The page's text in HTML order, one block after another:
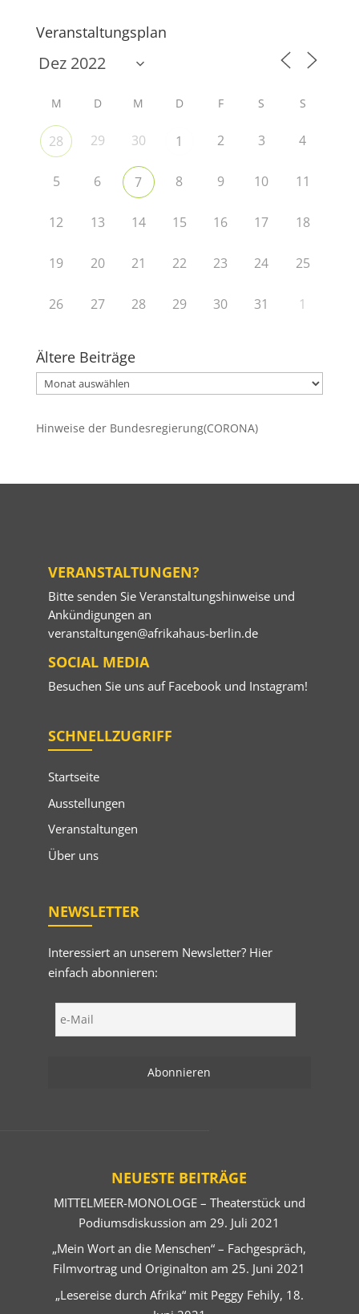
Veranstaltungsplan
M D M D F S S
28 29 30 1 2 3 4
5 6 7 8 9 10 11
12 13 14 15 16 17 18
19 20 21 22 23 24 25
26 27 28 29 30 31 1
Ältere Beiträge
Ältere
Beiträge
Hinweise der Bundesregierung(CORONA)
VERANSTALTUNGEN?
Bitte senden Sie Veranstaltungshinweise und
Ankündigungen an
veranstaltungen@afrikahaus-berlin.de
SOCIAL MEDIA
Besuchen Sie uns auf Facebookund Instagram!
SCHNELLZUGRIFF
Startseite
Ausstellungen
Veranstaltungen
Über uns
NEWSLETTER
Interessiert an unserem Newsletter? Hier
einfach abonnieren:
NEUESTE BEITRÄGE
MITTELMEER-MONOLOGE – Theaterstück und
Podiumsdiskussion am 29. Juli 2021
„Mein Wort an die Menschen“ – Fachgespräch,
Filmvortrag und Originalton am 25. Juni 2021
„Lesereise durch Afrika“ mit Peggy Fehily, 18.